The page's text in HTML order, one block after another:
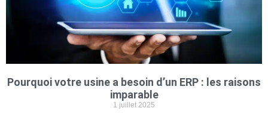
Pourquoi votre usine a besoin d’un ERP : les raisons
imparable
1 juillet 2025